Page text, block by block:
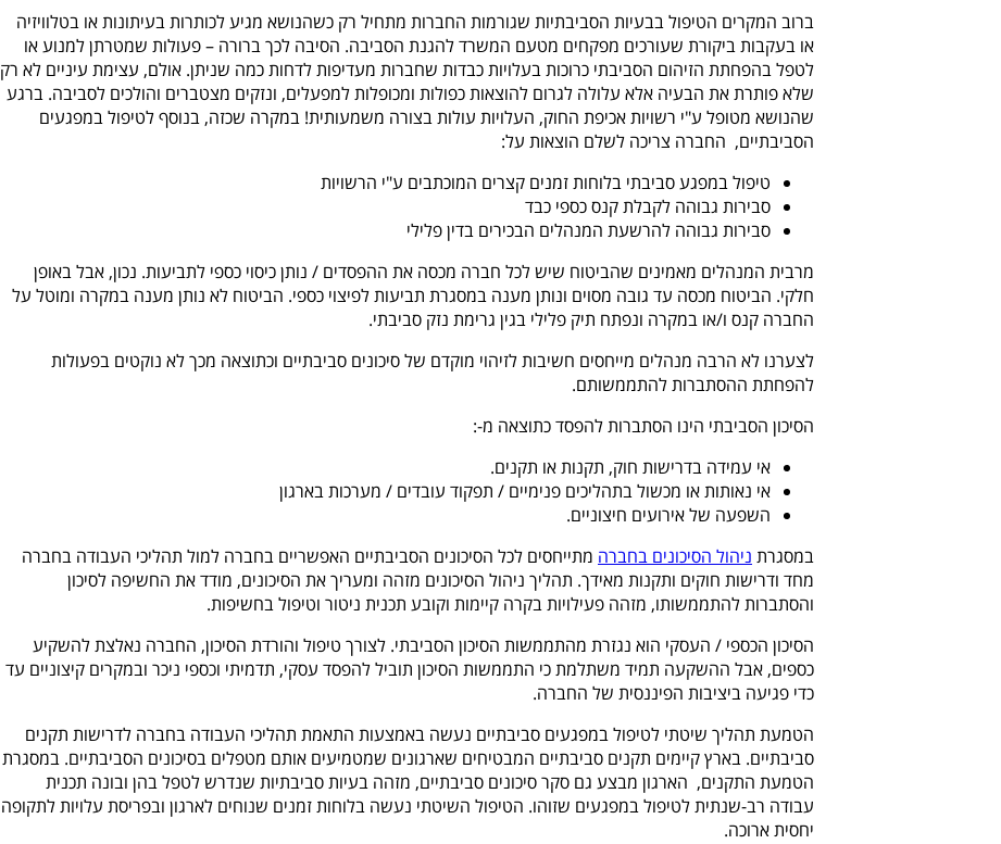
ברוב המקרים הטיפול בבעיות הסביבתיות שגורמות החברות מתחיל רק כשהנושא מגיע לכותרות בעיתונות או בטלוויזיה
או בעקבות ביקורת שעורכים מפקחים מטעם המשרד להגנת הסביבה. הסיבה לכך ברורה – פעולות שמטרתן למנוע או
לטפל בהפחתת הזיהום הסביבתי כרוכות בעלויות כבדות שחברות מעדיפות לדחות כמה שניתן. אולם, עצימת עיניים לא רק
שלא פותרת את הבעיה אלא עלולה לגרום להוצאות כפולות ומכופלות למפעלים, ונזקים מצטברים והולכים לסביבה. ברגע
שהנושא מטופל ע"י רשויות אכיפת החוק, העלויות עולות בצורה משמעותית! במקרה שכזה, בנוסף לטיפול במפגעים
הסביבתיים, החברה צריכה לשלם הוצאות על:
טיפול במפגע סביבתי בלוחות זמנים קצרים המוכתבים ע"י הרשויות
סבירות גבוהה לקבלת קנס כספי כבד
סבירות גבוהה להרשעת המנהלים הבכירים בדין פלילי
מרבית המנהלים מאמינים שהביטוח שיש לכל חברה מכסה את ההפסדים / נותן כיסוי כספי לתביעות. נכון, אבל באופן
חלקי. הביטוח מכסה עד גובה מסוים ונותן מענה במסגרת תביעות לפיצוי כספי. הביטוח לא נותן מענה במקרה ומוטל על
החברה קנס ו/או במקרה ונפתח תיק פלילי בגין גרימת נזק סביבתי.
לצערנו לא הרבה מנהלים מייחסים חשיבות לזיהוי מוקדם של סיכונים סביבתיים וכתוצאה מכך לא נוקטים בפעולות
להפחתת ההסתברות להתממשותם.
הסיכון הסביבתי הינו הסתברות להפסד כתוצאה מ-:
אי עמידה בדרישות חוק, תקנות או תקנים.
אי נאותות או מכשול בתהליכים פנימיים / תפקוד עובדים / מערכות בארגון
השפעה של אירועים חיצוניים.
במסגרת ניהול הסיכונים בחברה מתייחסים לכל הסיכונים הסביבתיים האפשריים בחברה למול תהליכי העבודה בחברה
מחד ודרישות חוקים ותקנות מאידך. תהליך ניהול הסיכונים מזהה ומעריך את הסיכונים, מודד את החשיפה לסיכון
והסתברות להתממשותו, מזהה פעילויות בקרה קיימות וקובע תכנית ניטור וטיפול בחשיפות.
הסיכון הכספי / העסקי הוא נגזרת מהתממשות הסיכון הסביבתי. לצורך טיפול והורדת הסיכון, החברה נאלצת להשקיע
כספים, אבל ההשקעה תמיד משתלמת כי התממשות הסיכון תוביל להפסד עסקי, תדמיתי וכספי ניכר ובמקרים קיצוניים עד
כדי פגיעה ביציבות הפיננסית של החברה.
הטמעת תהליך שיטתי לטיפול במפגעים סביבתיים נעשה באמצעות התאמת תהליכי העבודה בחברה לדרישות תקנים
סביבתיים. בארץ קיימים תקנים סביבתיים המבטיחים שארגונים שמטמיעים אותם מטפלים בסיכונים הסביבתיים. במסגרת
הטמעת התקנים, הארגון מבצע גם סקר סיכונים סביבתיים, מזהה בעיות סביבתיות שנדרש לטפל בהן ובונה תכנית
עבודה רב-שנתית לטיפול במפגעים שזוהו. הטיפול השיטתי נעשה בלוחות זמנים שנוחים לארגון ובפריסת עלויות לתקופה
יחסית ארוכה.